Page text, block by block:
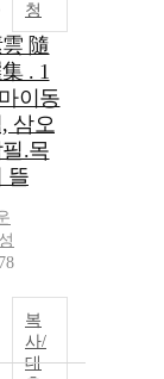
청
隨
. 1
이동
삼오
.목
뜰
복
사/
대